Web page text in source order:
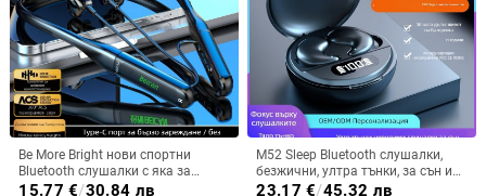
Be More Bright нови спортни
Bluetooth слушалки с яка за
врата, дълга автономия,
15.77 €/30.84 лв
M52 Sleep Bluetooth слушалки,
безжични, ултра тънки, за сън и
спорт, с дисплей и ниска
23.17 €/45.32 лв